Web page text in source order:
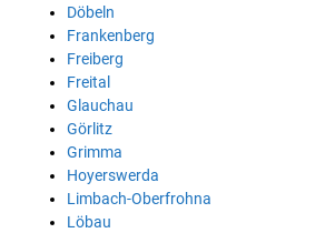
Döbeln
Frankenberg
Freiberg
Freital
Glauchau
Görlitz
Grimma
Hoyerswerda
Limbach-Oberfrohna
Löbau